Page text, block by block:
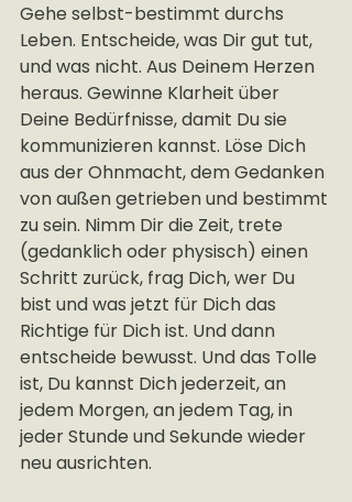
Gehe selbst-bestimmt durchs
Leben. Entscheide, was Dir gut tut,
und was nicht. Aus Deinem Herzen
heraus. Gewinne Klarheit über
Deine Bedürfnisse, damit Du sie
kommunizieren kannst. Löse Dich
aus der Ohnmacht, dem Gedanken
von außen getrieben und bestimmt
zu sein. Nimm Dir die Zeit, trete
(gedanklich oder physisch) einen
Schritt zurück, frag Dich, wer Du
bist und was jetzt für Dich das
Richtige für Dich ist. Und dann
entscheide bewusst. Und das Tolle
ist, Du kannst Dich jederzeit, an
jedem Morgen, an jedem Tag, in
jeder Stunde und Sekunde wieder
neu ausrichten.